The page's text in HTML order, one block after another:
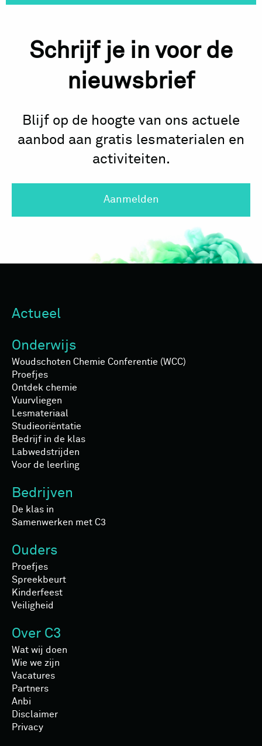
Schrijf je in voor de
nieuwsbrief
Blijf op de hoogte van ons actuele
aanbod aan gratis lesmaterialen en
activiteiten.
Aanmelden
Actueel
Onderwijs
Woudschoten Chemie Conferentie (WCC)
Proefjes
Ontdek chemie
Vuurvliegen
Lesmateriaal
Studieoriëntatie
Bedrijf in de klas
Labwedstrijden
Voor de leerling
Bedrijven
De klas in
Samenwerken met C3
Ouders
Proefjes
Spreekbeurt
Kinderfeest
Veiligheid
Over C3
Wat wij doen
Wie we zijn
Vacatures
Partners
Anbi
Disclaimer
Privacy